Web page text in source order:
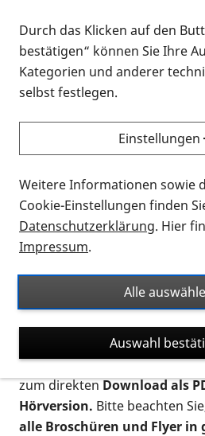
Vorlesen
Alle Infomaterialien in
Formaten an einem Ort
Sie möchten wissen, wie Sie
suchen und dieses bestellen
können? Schauen Sie sich die
Thema Infomaterial auf der
für blinde und sehbehinderte
Auf dieser Seite finden Sie
Ort. Nutzen Sie den
nach Flyern und Broschüren,
suchen. Die meisten Flyer und
verschiedenen Formaten
postalischen Bestellung als
zum direktenDownload als
Hörversion. Bitte beachten
alle Broschüren und Flyer in
Durch das Klicken auf den
bestätigen“ können Sie Ihre
Kategorien und anderer
selbst festlegen.
Einstellungen
Weitere Informationen sowie
Cookie-Einstellungen finden
Datenschutzerklärung. Hier
Impressum.
Alle
Auswahl